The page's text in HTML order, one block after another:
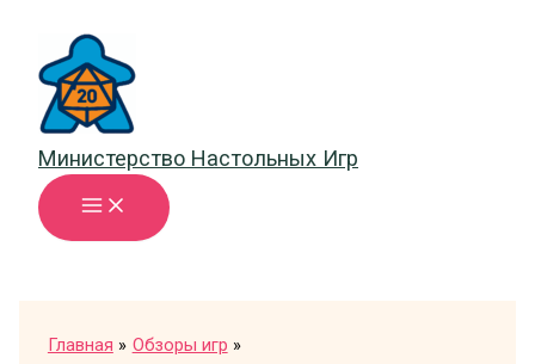
содержимому
Министерство Настольных Игр
Главная
Обзоры игр